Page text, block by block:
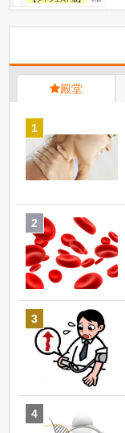
殿堂